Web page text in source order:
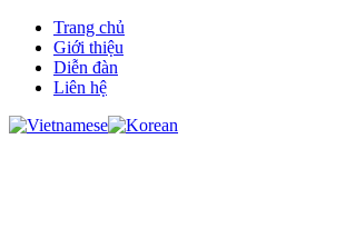
Trang chủ
Giới thiệu
Diễn đàn
Liên hệ